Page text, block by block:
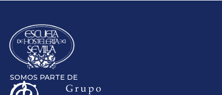
SOMOS PARTE DE